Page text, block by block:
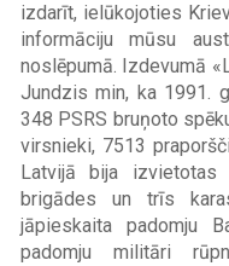
izdarīt, ielūkojoties
informāciju mūsu
noslēpumā. Izdevumā
Jundzis min, ka 1991.
348 PSRS bruņoto
virsnieki, 7513
Latvijā bija
brigādes un trīs
jāpieskaita padomju
padomju militāri